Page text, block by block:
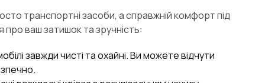
транспортні засоби, а справжній комфорт під
про ваш затишок та зручність:
завжди чисті та охайні. Ви можете відчути